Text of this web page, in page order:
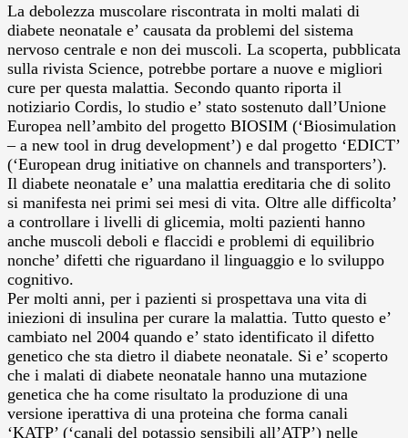
La debolezza muscolare riscontrata in molti malati di
diabete neonatale e’ causata da problemi del sistema
nervoso centrale e non dei muscoli. La scoperta, pubblicata
sulla rivista Science, potrebbe portare a nuove e migliori
cure per questa malattia. Secondo quanto riporta il
notiziario Cordis, lo studio e’ stato sostenuto dall’Unione
Europea nell’ambito del progetto BIOSIM (‘Biosimulation
– a new tool in drug development’) e dal progetto ‘EDICT’
(‘European drug initiative on channels and transporters’).
Il diabete neonatale e’ una malattia ereditaria che di solito
si manifesta nei primi sei mesi di vita. Oltre alle difficolta’
a controllare i livelli di glicemia, molti pazienti hanno
anche muscoli deboli e flaccidi e problemi di equilibrio
nonche’ difetti che riguardano il linguaggio e lo sviluppo
cognitivo.
Per molti anni, per i pazienti si prospettava una vita di
iniezioni di insulina per curare la malattia. Tutto questo e’
cambiato nel 2004 quando e’ stato identificato il difetto
genetico che sta dietro il diabete neonatale. Si e’ scoperto
che i malati di diabete neonatale hanno una mutazione
genetica che ha come risultato la produzione di una
versione iperattiva di una proteina che forma canali
‘KATP’ (‘canali del potassio sensibili all’ATP’) nelle